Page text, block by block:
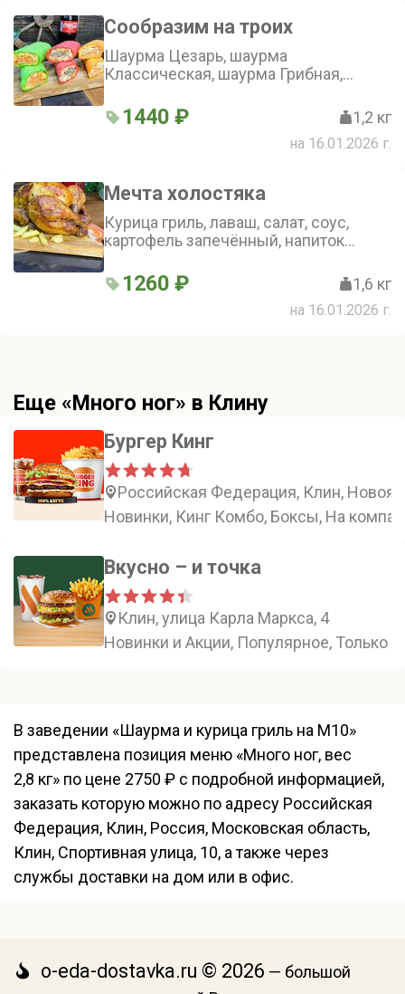
Сообразим на троих
Шаурма Цезарь, шаурма
Классическая, шаурма Грибная,
1440 ₽ 1,2 кг
на 16.01.2026 г.
Мечта холостяка
Курица гриль, лаваш, салат, соус,
картофель запечённый, напиток
1260 ₽ 1,6 кг
на 16.01.2026 г.
Еще «Много ног» в Клину
Бургер Кинг
Российская Федерация, Клин,
Новинки, Кинг Комбо, Боксы, На
Вкусно – и точка
Клин, улица Карла Маркса, 4
Новинки и Акции, Популярное, Только
В заведении «Шаурма и курица гриль на М10»
представлена позиция меню «Много ног, вес
2,8 кг» по цене 2750 ₽ с подробной информацией,
заказать которую можно по адресу Российская
Федерация, Клин, Россия, Московская область,
Клин, Спортивная улица, 10, а также через
службы доставки на дом или в офис.
o-eda-dostavka.ru © 2026 — большой